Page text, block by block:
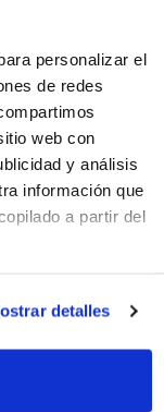
personalizar el
de redes
web con
y análisis
información que
a partir del
detalles
€ / kg
500 g aprox.